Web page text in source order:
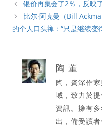
银价再集会了2％，反映
比尔·阿克曼（Bill
的个人口头禅：“只是继续变
陶 董
陶，資深作
域，致力於
資訊。擁有
出，備受讀者